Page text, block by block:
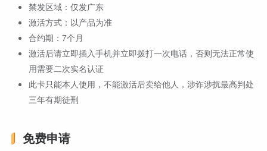
禁发区域：仅发广东
激活方式：以产品为准
合约期：7个月
激活后请立即插入手机并立即拨打一次电话，否则无法正常使
用需要二次实名认证
此卡只能本人使用，不能激活后卖给他人，涉诈涉扰最高判处
三年有期徒刑
免费申请